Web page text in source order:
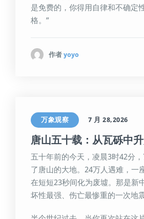
是免费的，你得用自律和不确定
格。”
作者 yoyo
万象观察 7 月 28,2026
唐山五十载：从瓦砾中
五十年前的今天，凌晨3时42分
了唐山的大地。24万人遇难，一
在短短23秒间化为废墟。那是新
坏性最强、伤亡最惨重的一次地震